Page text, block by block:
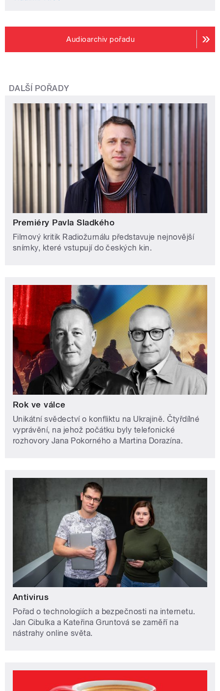
Audioarchiv pořadu
DALŠÍ POŘADY
Premiéry Pavla Sladkého
Filmový kritik Radiožurnálu představuje nejnovější
snímky, které vstupují do českých kin.
Rok ve válce
Unikátní svědectví o konfliktu na Ukrajině. Čtyřdílné
vyprávění, na jehož počátku byly telefonické
rozhovory Jana Pokorného a Martina Dorazína.
Antivirus
Pořad o technologiích a bezpečnosti na internetu.
Jan Cibulka a Kateřina Gruntová se zaměří na
nástrahy online světa.